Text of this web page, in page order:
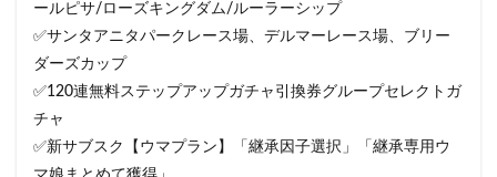
ールピサ/ローズキングダム/ルーラーシップ
✅サンタアニタパークレース場、デルマーレース場、ブリー
ダーズカップ
✅120連無料ステップアップガチャ引換券グループセレクトガ
チャ
✅新サブスク【ウマプラン】「継承因子選択」「継承専用ウ